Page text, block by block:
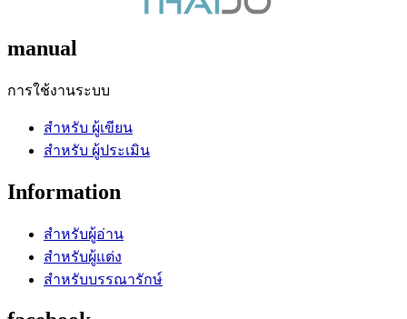
manual
การใช้งานระบบ
สำหรับ ผู้เขียน
สำหรับ ผู้ประเมิน
Information
สำหรับผู้อ่าน
สำหรับผู้แต่ง
สำหรับบรรณารักษ์